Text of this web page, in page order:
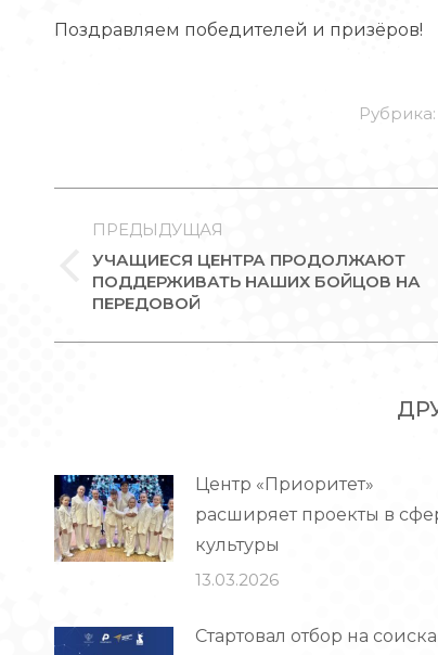
Поздравляем победителей и призёров!
Рубрика:
ПО
ЗАПИСЯМ
ПРЕДЫДУЩАЯ
Предыдущая
запись:
УЧАЩИЕСЯ ЦЕНТРА ПРОДОЛЖАЮТ
ПОДДЕРЖИВАТЬ НАШИХ БОЙЦОВ НА
ПЕРЕДОВОЙ
Центр «Приоритет»
расширяет проекты в
культуры
13.03.2026
Стартовал отбор на